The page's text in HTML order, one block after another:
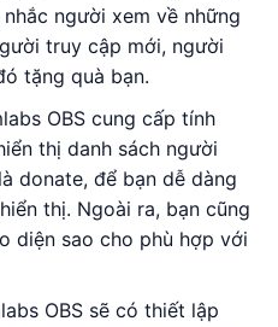
người xem về những
truy cập mới, người
tặng quà bạn.
OBS cung cấp tính
thị danh sách người
donate, để bạn dễ dàng
thị. Ngoài ra, bạn cũng
diện sao cho phù hợp với
OBS sẽ có thiết lập